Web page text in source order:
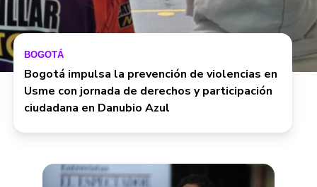
BOGOTÁ
Bogotá impulsa la prevención de violencias en
Usme con jornada de derechos y participación
ciudadana en Danubio Azul